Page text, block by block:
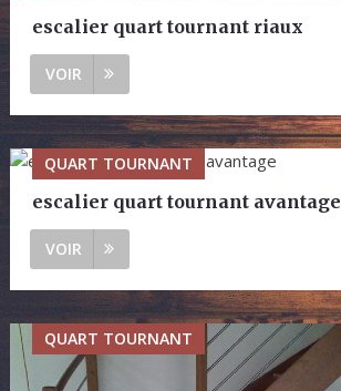
escalier quart tournant riaux
VOIR
QUART TOURNANT
escalier quart tournant avantage
VOIR
QUART TOURNANT